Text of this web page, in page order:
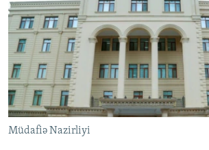
Müdafiə Nazirliyi